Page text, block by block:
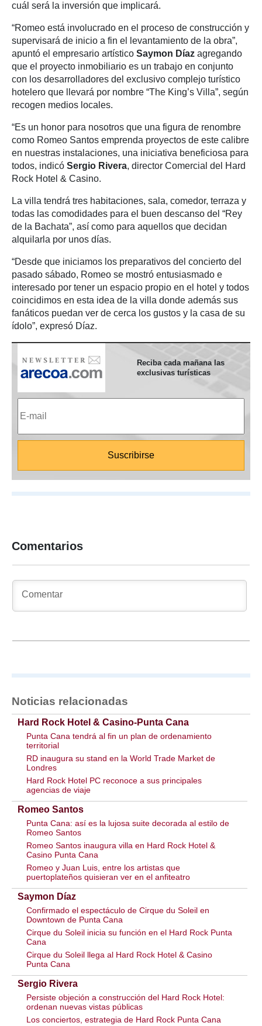
cuál será la inversión que implicará.
“Romeo está involucrado en el proceso de construcción y
supervisará de inicio a fin el levantamiento de la obra”,
apuntó el empresario artístico Saymon Díaz agregando
que el proyecto inmobiliario es un trabajo en conjunto
con los desarrolladores del exclusivo complejo turístico
hotelero que llevará por nombre “The King’s Villa”, según
recogen medios locales.
“Es un honor para nosotros que una figura de renombre
como Romeo Santos emprenda proyectos de este calibre
en nuestras instalaciones, una iniciativa beneficiosa para
todos, indicó Sergio Rivera, director Comercial del Hard
Rock Hotel & Casino.
La villa tendrá tres habitaciones, sala, comedor, terraza y
todas las comodidades para el buen descanso del “Rey
de la Bachata”, así como para aquellos que decidan
alquilarla por unos días.
“Desde que iniciamos los preparativos del concierto del
pasado sábado, Romeo se mostró entusiasmado e
interesado por tener un espacio propio en el hotel y todos
coincidimos en esta idea de la villa donde además sus
fanáticos puedan ver de cerca los gustos y la casa de su
ídolo”, expresó Díaz.
Reciba cada mañana las
exclusivas turísticas
Comentarios
Noticias relacionadas
Hard Rock Hotel & Casino-Punta Cana
Punta Cana tendrá al fin un plan de ordenamiento
territorial
RD inaugura su stand en la World Trade Market de
Londres
Hard Rock Hotel PC reconoce a sus principales
agencias de viaje
Romeo Santos
Punta Cana: así es la lujosa suite decorada al estilo de
Romeo Santos
Romeo Santos inaugura villa en Hard Rock Hotel &
Casino Punta Cana
Romeo y Juan Luis, entre los artistas que
puertoplateños quisieran ver en el anfiteatro
Saymon Díaz
Confirmado el espectáculo de Cirque du Soleil en
Downtown de Punta Cana
Cirque du Soleil inicia su función en el Hard Rock Punta
Cana
Cirque du Soleil llega al Hard Rock Hotel & Casino
Punta Cana
Sergio Rivera
Persiste objeción a construcción del Hard Rock Hotel:
ordenan nuevas vistas públicas
Los conciertos, estrategia de Hard Rock Punta Cana